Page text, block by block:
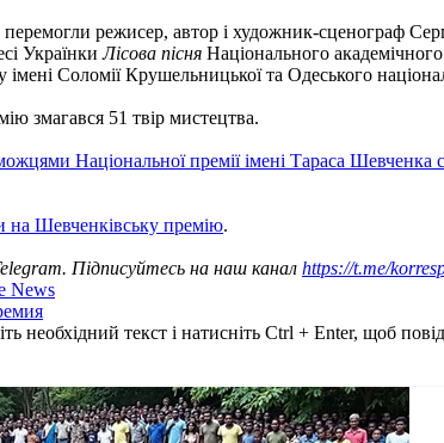
перемогли режисер, автор і художник-сценограф
УкраїнкиЛісова пісня Національного
імені Соломії Крушельницької та Одеського
змагався 51 твір мистецтва.
Національної премії імені Тараса Шевченка
на Шевченківську премію.
Підписуйтесь на наш канал https://t.me/
News
необхідний текст і натисніть Ctrl + Enter, щоб